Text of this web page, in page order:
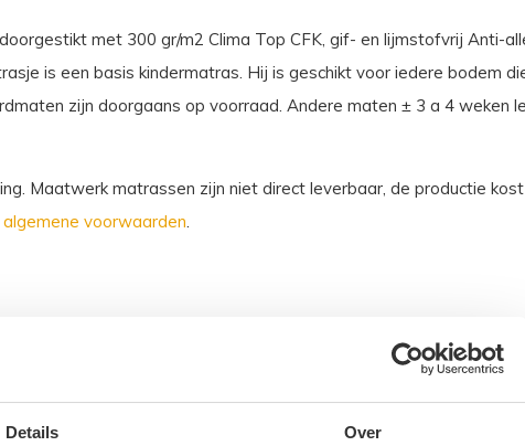
Details Over
met 300 gr/m2 Clima Top CFK, gif- en lijmstofvrij Anti-
is een basis kindermatras. Hij is geschikt voor iedere bodem
zijn doorgaans op voorraad. Andere maten ± 3 a 4 weken
Maatwerk matrassen zijn niet direct leverbaar, de productie
algemene voorwaarden.